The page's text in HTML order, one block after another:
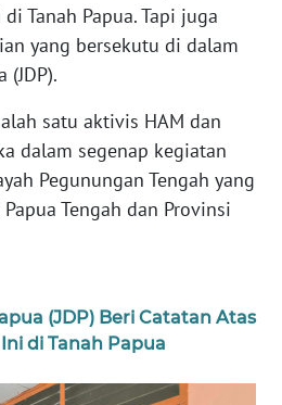
Tanah Papua. Tapi juga
yang bersekutu di dalam
(JDP).
satu aktivis HAM dan
dalam segenap kegiatan
Pegunungan Tengah yang
Tengah dan Provinsi
(JDP) Beri Catatan Atas
di Tanah Papua